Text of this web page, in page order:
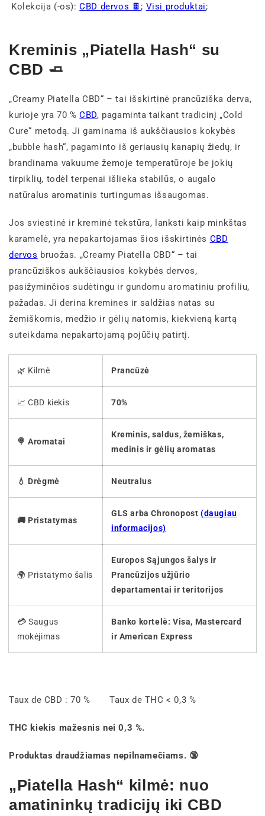
Kolekcija (-os):CBD dervos 🍫 ; Visi produktai;
Kreminis „Piatella Hash“ su
CBD 🧈
„Creamy Piatella CBD“ – tai išskirtinė prancūziška derva,
kurioje yra 70 %CBD, pagaminta taikant tradicinį „Cold
Cure“ metodą. Ji gaminama iš aukščiausios kokybės
„bubble hash“, pagaminto iš geriausių kanapių žiedų, ir
brandinama vakuume žemoje temperatūroje be jokių
tirpiklių, todėl terpenai išlieka stabilūs, o augalo
natūralus aromatinis turtingumas išsaugomas.
Jos sviestinė ir kreminė tekstūra, lanksti kaip minkštas
karamelė, yra nepakartojamas šios išskirtinės CBD
dervos bruožas. „Creamy Piatella CBD“ – tai
prancūziškos aukščiausios kokybės dervos,
pasižyminčios sudėtingu ir gundomu aromatiniu profiliu,
pažadas. Ji derina kremines ir saldžias natas su
žemiškomis, medžio ir gėlių natomis, kiekvieną kartą
suteikdama nepakartojamą pojūčių patirtį.
🌿 Kilmė Prancūzė
📈 CBD kiekis 70%
🍭 Aromatai
Kreminis, saldus, žemiškas,
medinis ir gėlių aromatas
💧 Drėgmė Neutralus
🚚 Pristatymas
GLS arba Chronopost (daugiau
informacijos)
🌍 Pristatymo šalis
Europos Sąjungos šalys ir
Prancūzijos užjūrio
departamentai ir teritorijos
💳 Saugus
mokėjimas
Banko kortelė: Visa, Mastercard
ir American Express
Taux de CBD : 70 % Taux de THC < 0,3 %
THC kiekis mažesnis nei 0,3 %.
Produktas draudžiamas nepilnamečiams. 🔞
„Piatella Hash“ kilmė: nuo
amatininkų tradicijų iki CBD